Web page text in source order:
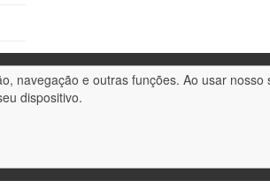
navegação e outras funções. Ao usar nosso
dispositivo.